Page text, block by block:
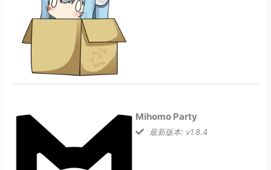
Mihomo Party
最新版本: v1.8.4